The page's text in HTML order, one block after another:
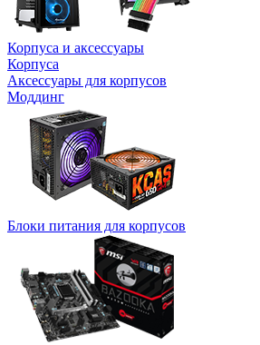
Корпуса и аксессуары
Корпуса
Аксессуары для корпусов
Моддинг
Блоки питания для корпусов